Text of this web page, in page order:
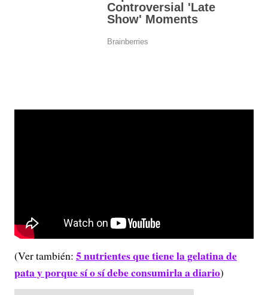
(Ver también: 5 nutrientes que tiene la gelatina de
pata y porque sí o sí debe consumirla a diario)